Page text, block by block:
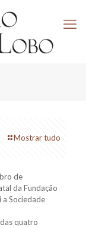
Mostrar tudo
de
da Fundação
a Sociedade
quatro